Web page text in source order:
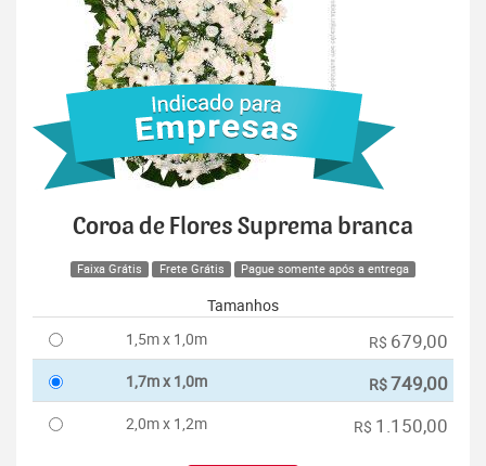
Coroa de Flores Suprema branca
Faixa Grátis Frete Grátis Pague somente após a entrega
Tamanhos
1,5m x 1,0m
R$ 679,00
1,7m x 1,0m R$749,00
2,0m x 1,2m R$ 1.150,00